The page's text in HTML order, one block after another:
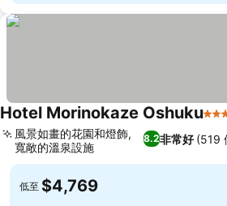
Hotel Morinokaze Oshuku4
8.2非常好 (519
風景如畫的花園和燈飾,
寬敞的溫泉設施
低至 $4,769